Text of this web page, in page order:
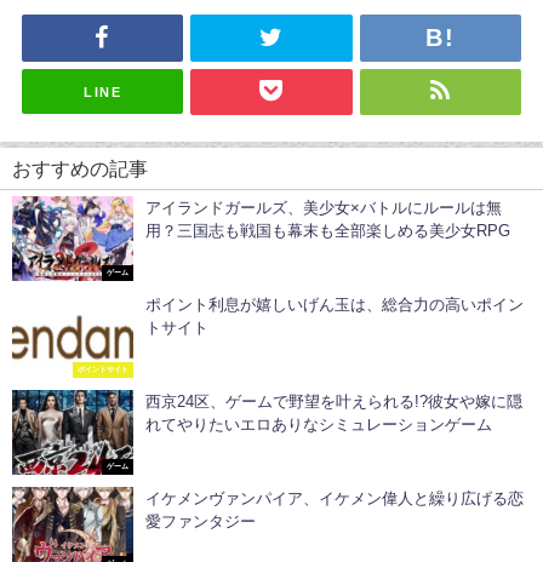
LINE
おすすめの記事
ゲーム
アイランドガールズ、美少女×バトルにルールは無
用？三国志も戦国も幕末も全部楽しめる美少女RPG
ポイントサイト
ポイント利息が嬉しいげん玉は、総合力の高いポイン
トサイト
ゲーム
西京24区、ゲームで野望を叶えられる!?彼女や嫁に隠
れてやりたいエロありなシミュレーションゲーム
イケメンヴァンパイア、イケメン偉人と繰り広げる恋
愛ファンタジー